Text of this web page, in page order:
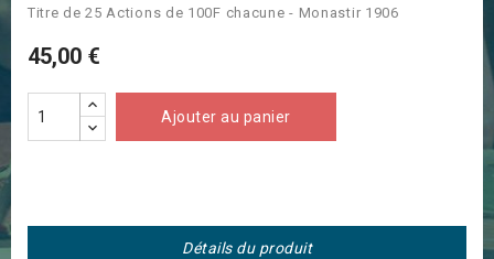
Titre de 25 Actions de 100F chacune - Monastir 1906
45,00 €
Ajouter au panier
Détails du produit